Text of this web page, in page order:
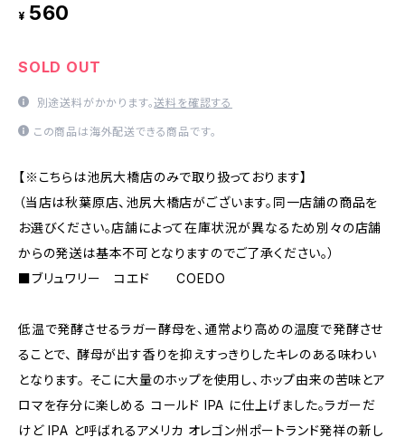
¥ 560
SOLD OUT
別途送料がかかります。送料を確認する
この商品は海外配送できる商品です。
【※こちらは池尻大橋店のみで取り扱っております】
（当店は秋葉原店、池尻大橋店がございます。同一店舗の商品を
お選びください。店舗によって在庫状況が異なるため別々の店舗
からの発送は基本不可となりますのでご了承ください。）
■ブリュワリー コエド COEDO
低温で発酵させるラガー酵母を、通常より高めの温度で発酵させ
ることで、 酵母が出す香りを抑えすっきりしたキレのある味わい
となります。 そこに大量のホップを使用し、ホップ由来の苦味とア
ロマを存分に楽しめる コールド IPA に仕上げました。ラガーだ
けど IPA と呼ばれるアメリカ オレゴン州ポートランド発祥の新し